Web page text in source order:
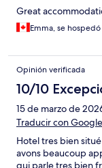
Great
Emma, se
Opinión verificada
10/10
15 de marzo de
Traducir con Google
Hotel tres bien
avons beaucoup
qui parle tres bien